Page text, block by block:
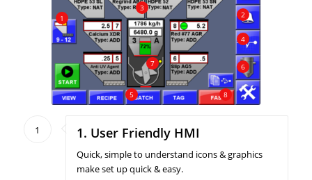
1 2
3
4
5
6
7
8
1 1. User Friendly HMI
Quick, simple to understand icons & graphics
make set up quick & easy.